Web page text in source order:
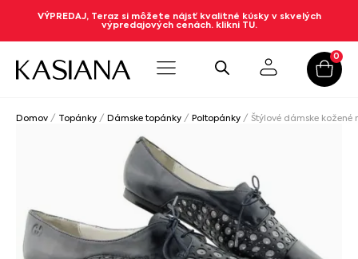
VÝPREDAJ, Teraz si môžete nájsť kvalitné kúsky v skvelých
výpredajových cenách. klikni TU.
0
Domov / Topánky / Dámske topánky / Poltopánky / Štýlové dámske kožené